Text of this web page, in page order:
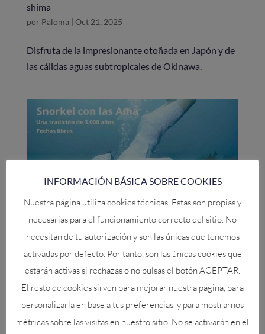
shima
por Paloma | Oct 21, 2025
Disfruta de la impresionante otoñada en Japón y de
las cálidas aguas subtropicales de Okinawa.
Snorkel con las AMA: recolectoras de ostras en Ise-
shima
porPaloma|Oct 20, 2025
INFORMACIÓN BÁSICA SOBRE COOKIES
Nuestra página utiliza cookies técnicas. Estas son propias y
necesarias para el funcionamiento correcto del sitio. No
necesitan de tu autorización y son las únicas que tenemos
activadas por defecto. Por tanto, son las únicas cookies que
estarán activas si rechazas o no pulsas el botón ACEPTAR.
El resto de cookies sirven para mejorar nuestra página, para
personalizarla en base a tus preferencias, y para mostrarnos
métricas sobre las visitas en nuestro sitio. No se activarán en el